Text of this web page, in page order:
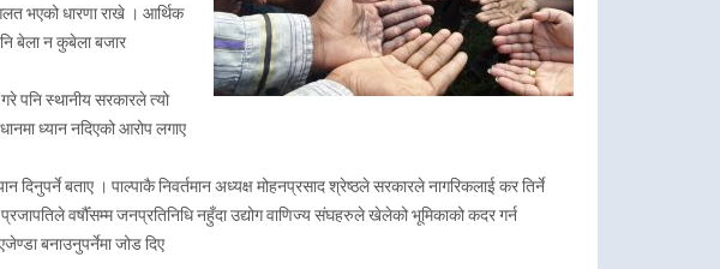
भएको धारणा राखे । आर्थिक
बेला न कुबेला बजार
पनि स्थानीय सरकारले त्यो
ध्यान नदिएको आरोप लगाए
बताए । पाल्पाकै निवर्तमान अध्यक्ष मोहनप्रसाद श्रेष्ठले सरकारले नागरिकलाई कर तिर्ने
वर्षौँसम्म जनप्रतिनिधि नहुँदा उद्योग वाणिज्य संघहरुले खेलेको भूमिकाको कदर गर्न
बनाउनुपर्नेमा जोड दिए